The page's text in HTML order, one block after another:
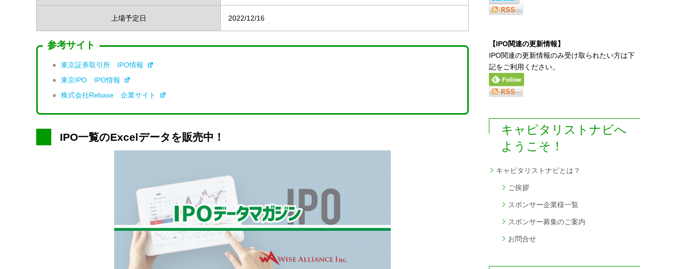
上場予定日 2022/12/16
参考サイト
東京証券取引所 IPO情報
東京IPO IPO情報
株式会社Rebase 企業サイト
IPO一覧のExcelデータを販売中！
【IPO関連の更新情報】
IPO関連の更新情報のみ受け取られたい方は下
記をご利用ください。
キャピタリストナビへ
ようこそ！
キャピタリストナビとは？
ご挨拶
スポンサー企業様一覧
スポンサー募集のご案内
お問合せ